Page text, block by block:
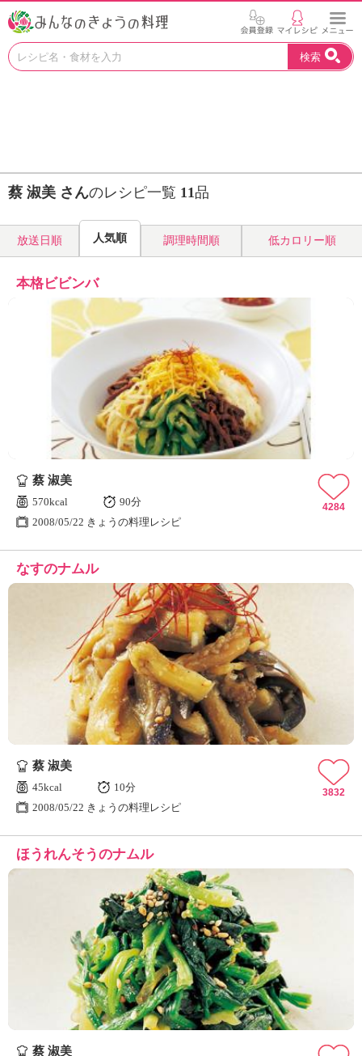
お
見
つ
よ
う
デ
ュ
ケ
ー
シ
ョ
ナ
ん
の
ょ
う
の
料
理
」
検索
蔡 淑美 さんのレシピ一覧 11品
放送日順 人気順 調理時間順 低カロリー順
本格ビビンバ
蔡 淑美
570kcal
90分
2008/05/22 きょうの料理レシピ
4284
なすのナムル
蔡 淑美
45kcal
10分
2008/05/22 きょうの料理レシピ
3832
ほうれんそうのナムル
蔡 淑美